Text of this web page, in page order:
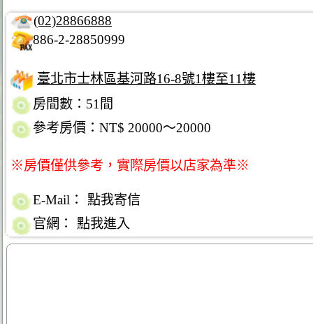
(02)28866888
886-2-28850999
臺北市士林區基河路16-8號1樓至11樓
房間數：51間
參考房價：NT$ 20000～20000
※房價僅供參考，實際房價以店家為準※
E-Mail：
點我寄信
官網：
點我進入